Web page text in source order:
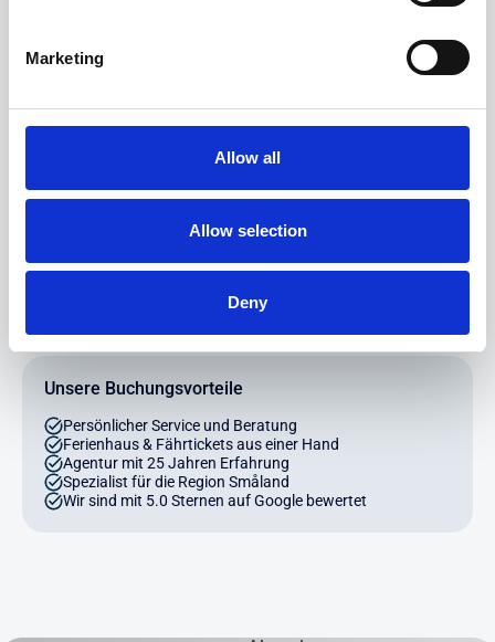
Marketing
Allow all
Allow selection
Deny
Verfügbarkeit oder Buchung? Wir helfen Ihnen
gerne!
Unsere Buchungsvorteile
Persönlicher Service und Beratung
Ferienhaus & Fährtickets aus einer Hand
Agentur mit 25 Jahren Erfahrung
Spezialist für die Region Småland
Wir sind mit 5.0 Sternen auf Google bewertet